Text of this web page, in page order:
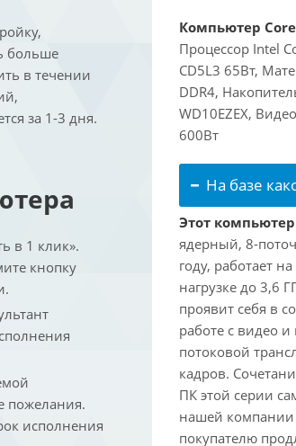
больше
в течении
за 1-3 дня.
в 1 клик».
кнопку
пожелания.
исполнения
Компьютер Core
Процессор Intel
CD5L3 65Вт,
DDR4,
WD10EZEX,
600Вт
На базе
Этот
ядерный, 8-
году, работает
нагрузке до 3,6
проявит себя в
работе с видео
потоковой
кадров.
ПК этой серии
нашей компании
покупателю